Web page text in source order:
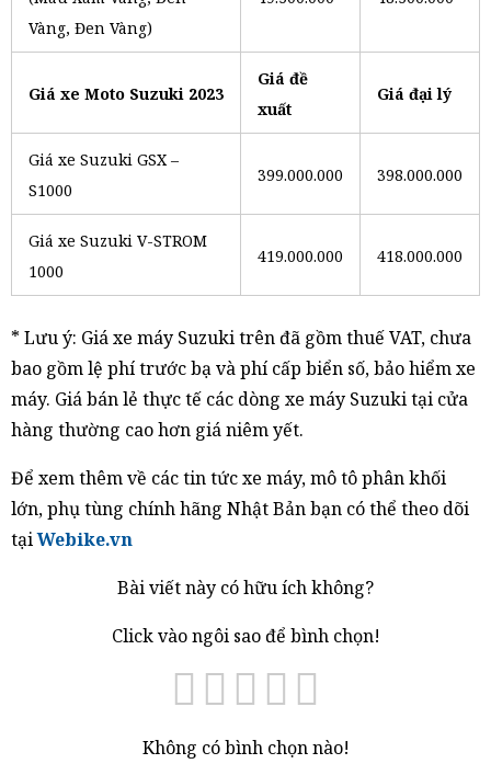
Vàng, Đen Vàng)
Giá xe Moto Suzuki 2023
Giá đề
xuất
Giá đại lý
Giá xe Suzuki GSX –
S1000
399.000.000 398.000.000
Giá xe Suzuki V-STROM
1000
419.000.000 418.000.000
* Lưu ý: Giá xe máy Suzuki trên đã gồm thuế VAT, chưa
bao gồm lệ phí trước bạ và phí cấp biển số, bảo hiểm xe
máy. Giá bán lẻ thực tế các dòng xe máy Suzuki tại cửa
hàng thường cao hơn giá niêm yết.
Để xem thêm về các tin tức xe máy, mô tô phân khối
lớn, phụ tùng chính hãng Nhật Bản bạn có thể theo dõi
tạiWebike.vn
Bài viết này có hữu ích không?
Click vào ngôi sao để bình chọn!
Không có bình chọn nào!